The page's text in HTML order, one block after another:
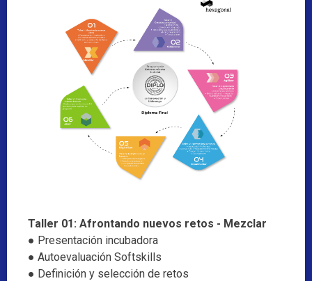
Taller 01: Afrontando nuevos retos - Mezclar
● Presentación incubadora
● Autoevaluación Softskills
● Definición y selección de retos